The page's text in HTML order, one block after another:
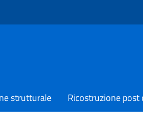
strutturale Ricostruzione post